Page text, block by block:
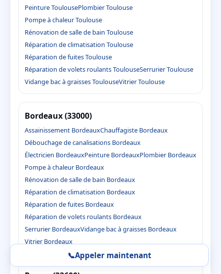
Peinture ToulousePlombier Toulouse
Pompe à chaleur Toulouse
Rénovation de salle de bain Toulouse
Réparation de climatisation Toulouse
Réparation de fuites Toulouse
Réparation de volets roulants ToulouseSerrurier Toulouse
Vidange bac à graisses ToulouseVitrier Toulouse
Bordeaux (33000)
Assainissement BordeauxChauffagiste Bordeaux
Débouchage de canalisations Bordeaux
Électricien BordeauxPeinture BordeauxPlombier Bordeaux
Pompe à chaleur Bordeaux
Rénovation de salle de bain Bordeaux
Réparation de climatisation Bordeaux
Réparation de fuites Bordeaux
Réparation de volets roulants Bordeaux
Serrurier BordeauxVidange bac à graisses Bordeaux
Vitrier Bordeaux
📞Appeler maintenant